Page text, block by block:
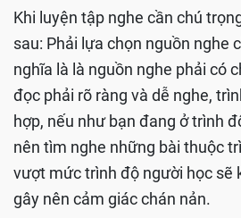
Khi luyện tập nghe cần chú
sau: Phải lựa chọn nguồn nghe
nghĩa là là nguồn nghe phải có
đọc phải rõ ràng và dễ nghe,
hợp, nếu như bạn đang ở trình
nên tìm nghe những bài thuộc
vượt mức trình độ người học sẽ
gây nên cảm giác chán nản.